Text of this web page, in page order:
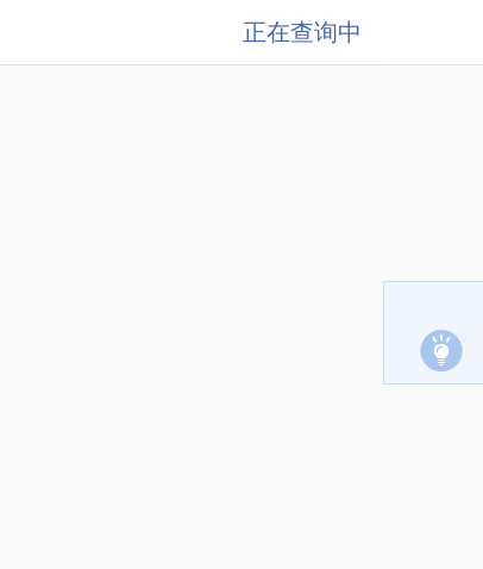
正在查询中